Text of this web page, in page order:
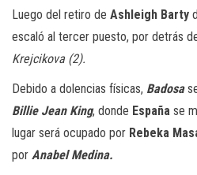
Luego del retiro de Ashleigh Barty
escaló al tercer puesto, por detrás
Krejcikova (2).
Debido a dolencias físicas, Badosa
Billie Jean King, donde España se
lugar será ocupado por Rebeka
por Anabel Medina.